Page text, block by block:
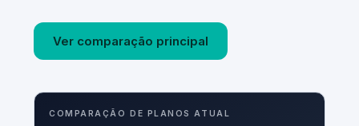
Ver comparação principal
COMPARAÇÃO DE PLANOS ATUAL